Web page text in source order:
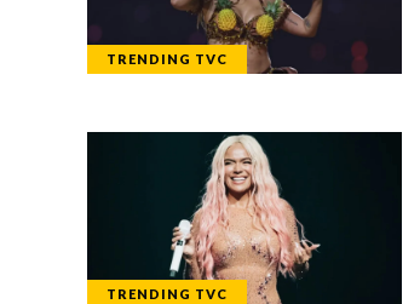
TRENDING TVC
TRENDING TVC